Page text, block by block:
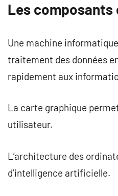
Les composants
Une machine
traitement des données
rapidement aux
La carte graphique
utilisateur.
L’architecture des
d’intelligence artificielle.